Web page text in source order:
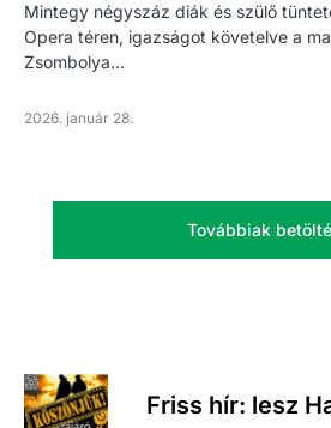
Mintegy négyszáz diák és szülő
Opera téren, igazságot követelve a
Zsombolya…
2026. január 28.
Továbbiak
Friss hír: lesz